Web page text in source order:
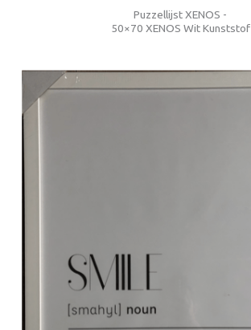
Puzzellijst XENOS -
50×70 XENOS Wit Kunststof